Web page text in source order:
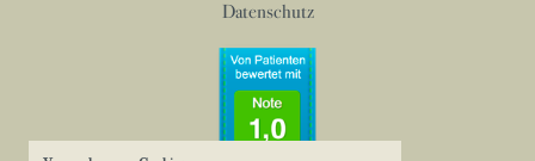
Datenschutz